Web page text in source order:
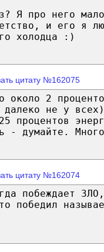
Я про него
и его я
холодца :)
цитату №162075
около 2
далеко не у
процентов
- думайте.
цитату №162074
побеждает
победил